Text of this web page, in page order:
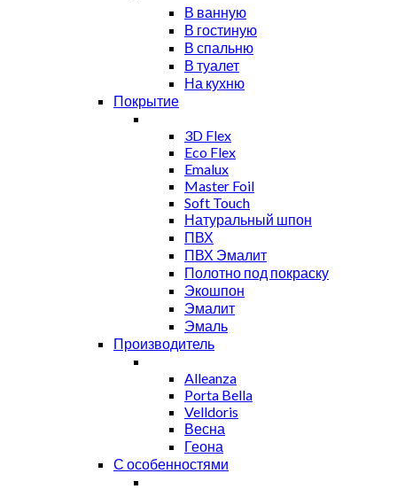
В ванную
В гостиную
В спальню
В туалет
На кухню
Покрытие
3D Flex
Eco Flex
Emalux
Master Foil
Soft Touch
Натуральный шпон
ПВХ
ПВХ Эмалит
Полотно под покраску
Экошпон
Эмалит
Эмаль
Производитель
Alleanza
Porta Bella
Velldoris
Весна
Геона
С особенностями